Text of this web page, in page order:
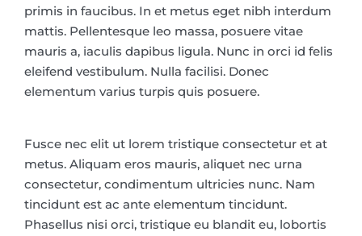
primis in faucibus. In et metus eget nibh interdum
mattis. Pellentesque leo massa, posuere vitae
mauris a, iaculis dapibus ligula. Nunc in orci id felis
eleifend vestibulum. Nulla facilisi. Donec
elementum varius turpis quis posuere.
Fusce nec elit ut lorem tristique consectetur et at
metus. Aliquam eros mauris, aliquet nec urna
consectetur, condimentum ultricies nunc. Nam
tincidunt est ac ante elementum tincidunt.
Phasellus nisi orci, tristique eu blandit eu, lobortis